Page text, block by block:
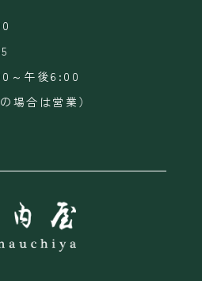
～午後6:00
場合は営業）